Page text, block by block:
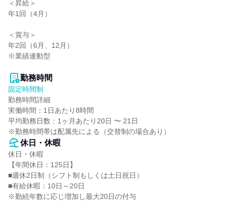
＜昇給＞
年1回（4月）
＜賞与＞
年2回（6月、12月）
※業績連動型
勤務時間
固定時間制
勤務時間詳細
実働時間：1日あたり8時間
平均勤務日数：1ヶ月あたり20日 〜 21日
※勤務時間帯は配属先による（交替制の場合あり）
休日・休暇
休日・休暇
【年間休日：125日】
■週休2日制（シフト制もしくは土日祝日）
■有給休暇：10日～20日
※勤続年数に応じ増加し最大20日の付与